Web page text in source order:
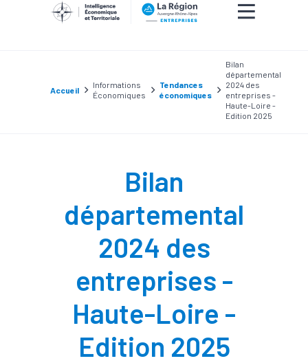
Accueil
Informations
Économiques
Tendances
économiques
Bilan
départemental
2024 des
entreprises -
Haute-Loire -
Edition 2025
Bilan
départemental
2024 des
entreprises -
Haute-Loire -
Edition 2025